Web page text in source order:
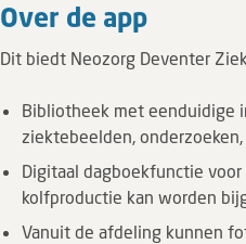
Over de app
Dit biedt Neozorg Deventer
Bibliotheek met eenduidige
ziektebeelden,
Digitaal dagboekfunctie
kolfproductie kan worden
Vanuit de afdeling kunnen